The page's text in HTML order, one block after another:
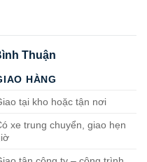
Thuận
HÀNG
tại kho hoặc tận nơi
xe trung chuyển, giao hẹn